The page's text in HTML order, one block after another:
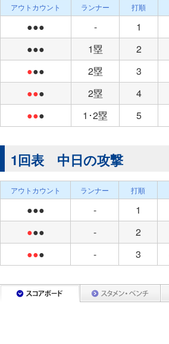
アウトカウント ランナー 打順
●●● - 1
●●●
1塁 2
●●● 2塁 3
●●● 2塁 4
●●● 1･2塁 5
1回表 中日の攻撃
アウトカウント ランナー 打順
●●● - 1
●●● - 2
●●● - 3